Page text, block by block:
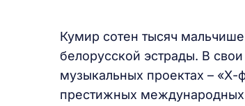
Кумир сотен тысяч
белорусской эстрады. В
музыкальных проектах – «Х-
престижных международных